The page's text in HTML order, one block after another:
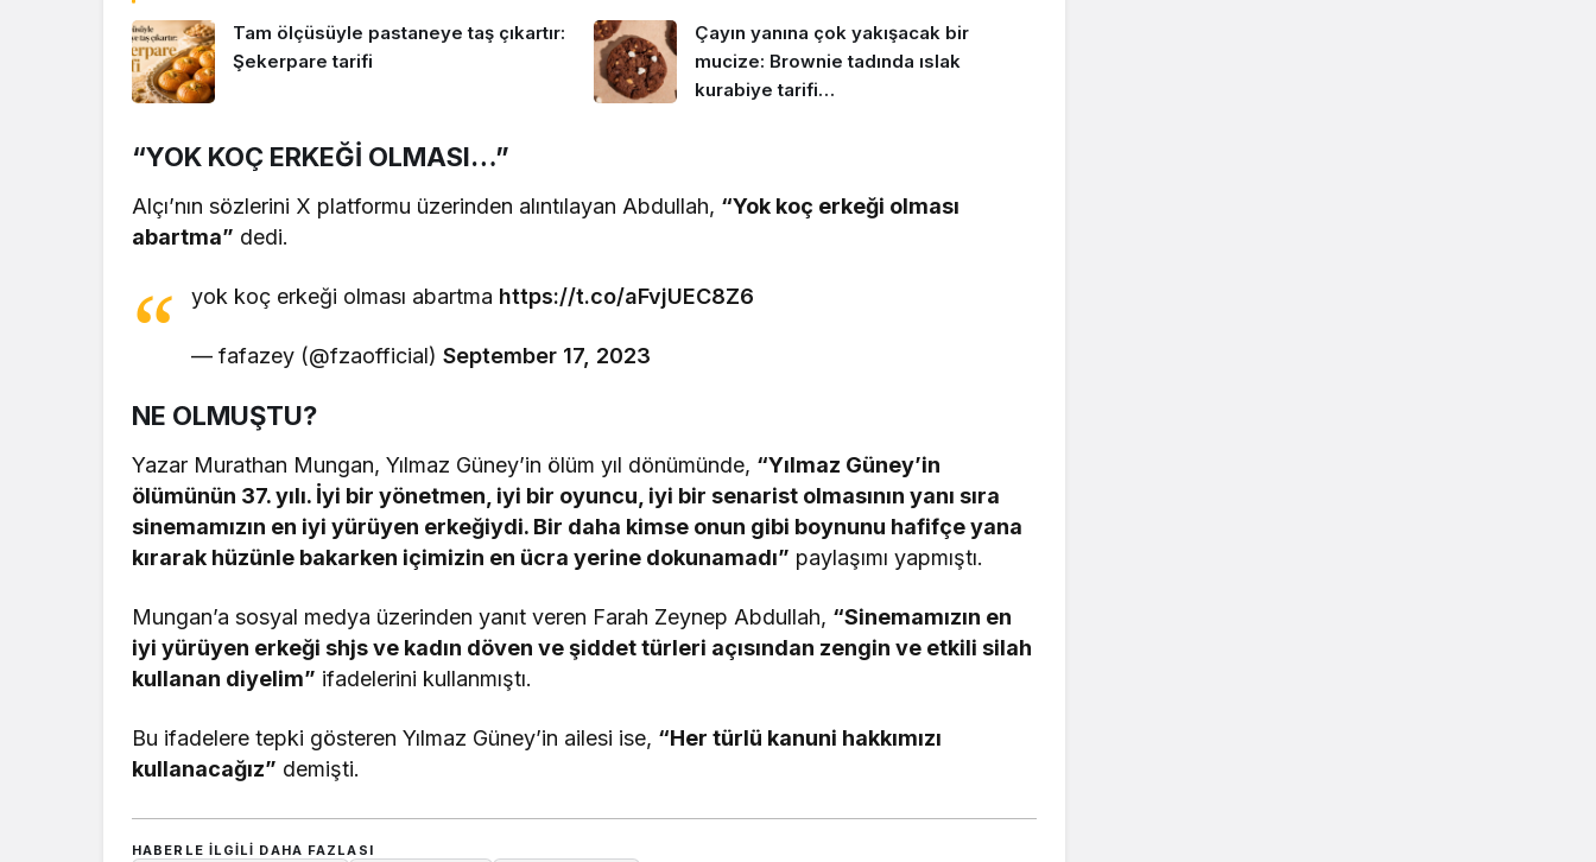
Tam ölçüsüyle pastaneye taş çıkartır:
Şekerpare tarifi
Çayın yanına çok yakışacak bir
mucize: Brownie tadında ıslak
kurabiye tarifi…
“YOK KOÇ ERKEĞİ OLMASI…”
Alçı’nın sözlerini X platformu üzerinden alıntılayan Abdullah, “Yok koç erkeği olması
abartma” dedi.
yok koç erkeği olması abartma https://t.co/aFvjUEC8Z6
— fafazey (@fzaofficial)September 17, 2023
NE OLMUŞTU?
Yazar Murathan Mungan, Yılmaz Güney’in ölüm yıl dönümünde, “Yılmaz Güney’in
ölümünün 37. yılı. İyi bir yönetmen, iyi bir oyuncu, iyi bir senarist olmasının yanı sıra
sinemamızın en iyi yürüyen erkeğiydi. Bir daha kimse onun gibi boynunu hafifçe yana
kırarak hüzünle bakarken içimizin en ücra yerine dokunamadı” paylaşımı yapmıştı.
Mungan’a sosyal medya üzerinden yanıt veren Farah Zeynep Abdullah, “Sinemamızın en
iyi yürüyen erkeği shjs ve kadın döven ve şiddet türleri açısından zengin ve etkili silah
kullanan diyelim” ifadelerini kullanmıştı.
Bu ifadelere tepki gösteren Yılmaz Güney’in ailesi ise, “Her türlü kanuni hakkımızı
kullanacağız” demişti.
HABERLE ILGILI DAHA FAZLASI